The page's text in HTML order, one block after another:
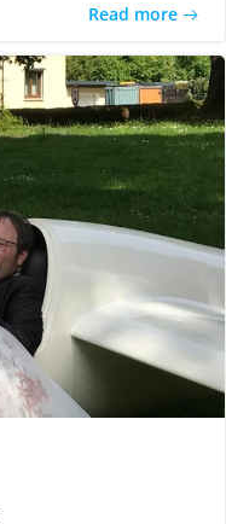
Read more